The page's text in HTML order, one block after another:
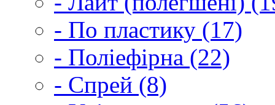
- По пластику (17)
- Поліефірна (22)
- Спрей (8)